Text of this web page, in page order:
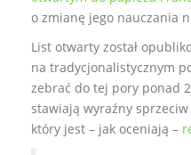
o zmianę jego nauczania
List otwarty został
na tradycjonalistycznym
zebrać do tej pory ponad
stawiają wyraźny
który jest – jak oceniają –